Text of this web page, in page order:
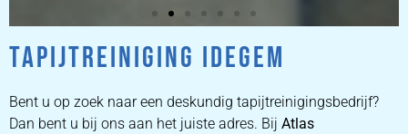
ZETEL
REINIGEN
TAPIJTREINIGING IDEGEM
Bent u op zoek naar een deskundig tapijtreinigingsbedrijf?
Dan bent u bij ons aan het juiste adres. Bij Atlas